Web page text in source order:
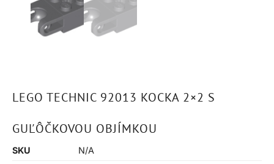
LEGO TECHNIC 92013 KOCKA 2×2 S
GUĽÔČKOVOU OBJÍMKOU
SKU
N/A